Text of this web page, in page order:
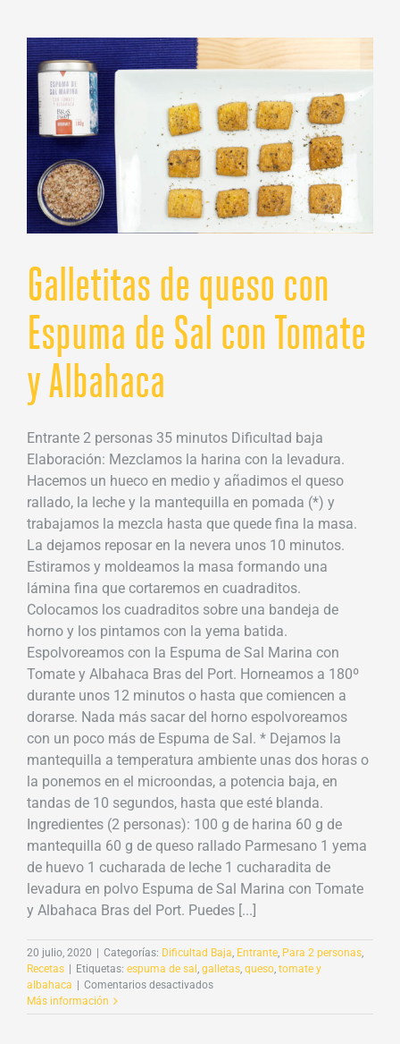
y
Espuma
marina
Galletitas de queso con
Espuma de Sal con Tomate
y Albahaca
Entrante 2 personas 35 minutos Dificultad baja
Elaboración: Mezclamos la harina con la levadura.
Hacemos un hueco en medio y añadimos el queso
rallado, la leche y la mantequilla en pomada (*) y
trabajamos la mezcla hasta que quede fina la masa.
La dejamos reposar en la nevera unos 10 minutos.
Estiramos y moldeamos la masa formando una
lámina fina que cortaremos en cuadraditos.
Colocamos los cuadraditos sobre una bandeja de
horno y los pintamos con la yema batida.
Espolvoreamos con la Espuma de Sal Marina con
Tomate y Albahaca Bras del Port. Horneamos a 180º
durante unos 12 minutos o hasta que comiencen a
dorarse. Nada más sacar del horno espolvoreamos
con un poco más de Espuma de Sal. * Dejamos la
mantequilla a temperatura ambiente unas dos horas o
la ponemos en el microondas, a potencia baja, en
tandas de 10 segundos, hasta que esté blanda.
Ingredientes (2 personas): 100 g de harina 60 g de
mantequilla 60 g de queso rallado Parmesano 1 yema
de huevo 1 cucharada de leche 1 cucharadita de
levadura en polvo Espuma de Sal Marina con Tomate
y Albahaca Bras del Port. Puedes [...]
20 julio, 2020 | Categorías: Dificultad Baja Entrante Para 2 personas
Recetas | Etiquetas: espuma de sal galletas queso tomate y
albahaca | Comentarios desactivadosen
Más información